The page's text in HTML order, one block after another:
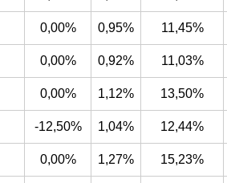
0,00% 0,95% 11,45%
0,00% 0,92% 11,03%
0,00% 1,12% 13,50%
-12,50% 1,04% 12,44%
0,00% 1,27% 15,23%